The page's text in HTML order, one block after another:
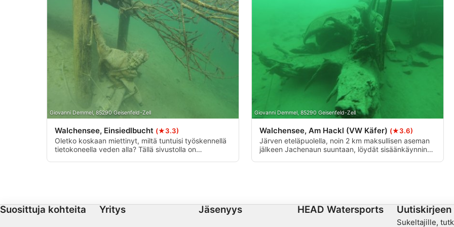
Giovanni Demmel, 85290 Geisenfeld-Zell
Walchensee, Einsiedlbucht (★3.3)
Oletko koskaan miettinyt, miltä tuntuisi työskennellä
tietokoneella veden alla? Tällä sivustolla on
Giovanni Demmel, 85290 Geisenfeld-Zell
Walchensee, Am Hackl (VW Käfer) (★3.6)
Järven eteläpuolella, noin 2 km maksullisen aseman
jälkeen Jachenaun suuntaan, löydät sisäänkäynnin
Suosittuja kohteita Yritys Jäsenyys HEAD Watersports
Sukeltajille,
Tarkkojen sijaintitietojen käyttäminen
Tunnista laitteet aktiivisesti pyydettyjen tietojen perusteella
Muut kuin IAB:n käsittelytarkoitukset:
Suorituskyky
Mainonta